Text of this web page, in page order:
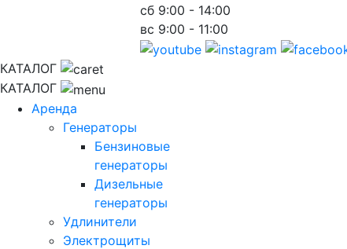
сб 9:00 - 14:00
вс 9:00 - 11:00
КАТАЛОГ
КАТАЛОГ
Аренда
Генераторы
Бензиновые
генераторы
Дизельные
генераторы
Удлинители
Электрощиты